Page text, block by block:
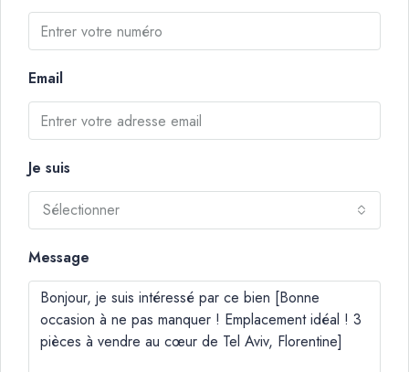
Email
Je suis
Sélectionner
Message